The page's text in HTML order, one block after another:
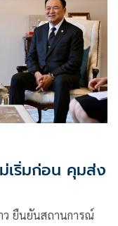
เริ่มก่อน คุมส่ง
ว ยืนยันสถานการณ์